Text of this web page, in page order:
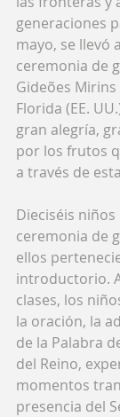
generaciones
mayo, se llevó
ceremonia de
Gideões
Florida (EE.
gran alegría,
por los frutos
a través de
Dieciséis
ceremonia de
ellos
introductorio.
clases, los
la oración, la
de la Palabra
del Reino,
momentos
presencia del